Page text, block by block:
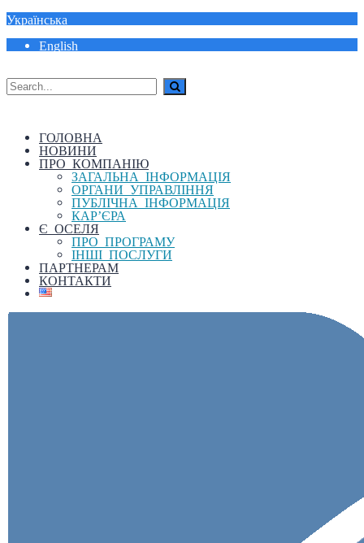
Українська
English
ГОЛОВНА
НОВИНИ
ПРО КОМПАНІЮ
ЗАГАЛЬНА ІНФОРМАЦІЯ
ОРГАНИ УПРАВЛІННЯ
ПУБЛІЧНА ІНФОРМАЦІЯ
КАР’ЄРА
Є ОСЕЛЯ
ПРО ПРОГРАМУ
ІНШІ ПОСЛУГИ
ПАРТНЕРАМ
КОНТАКТИ